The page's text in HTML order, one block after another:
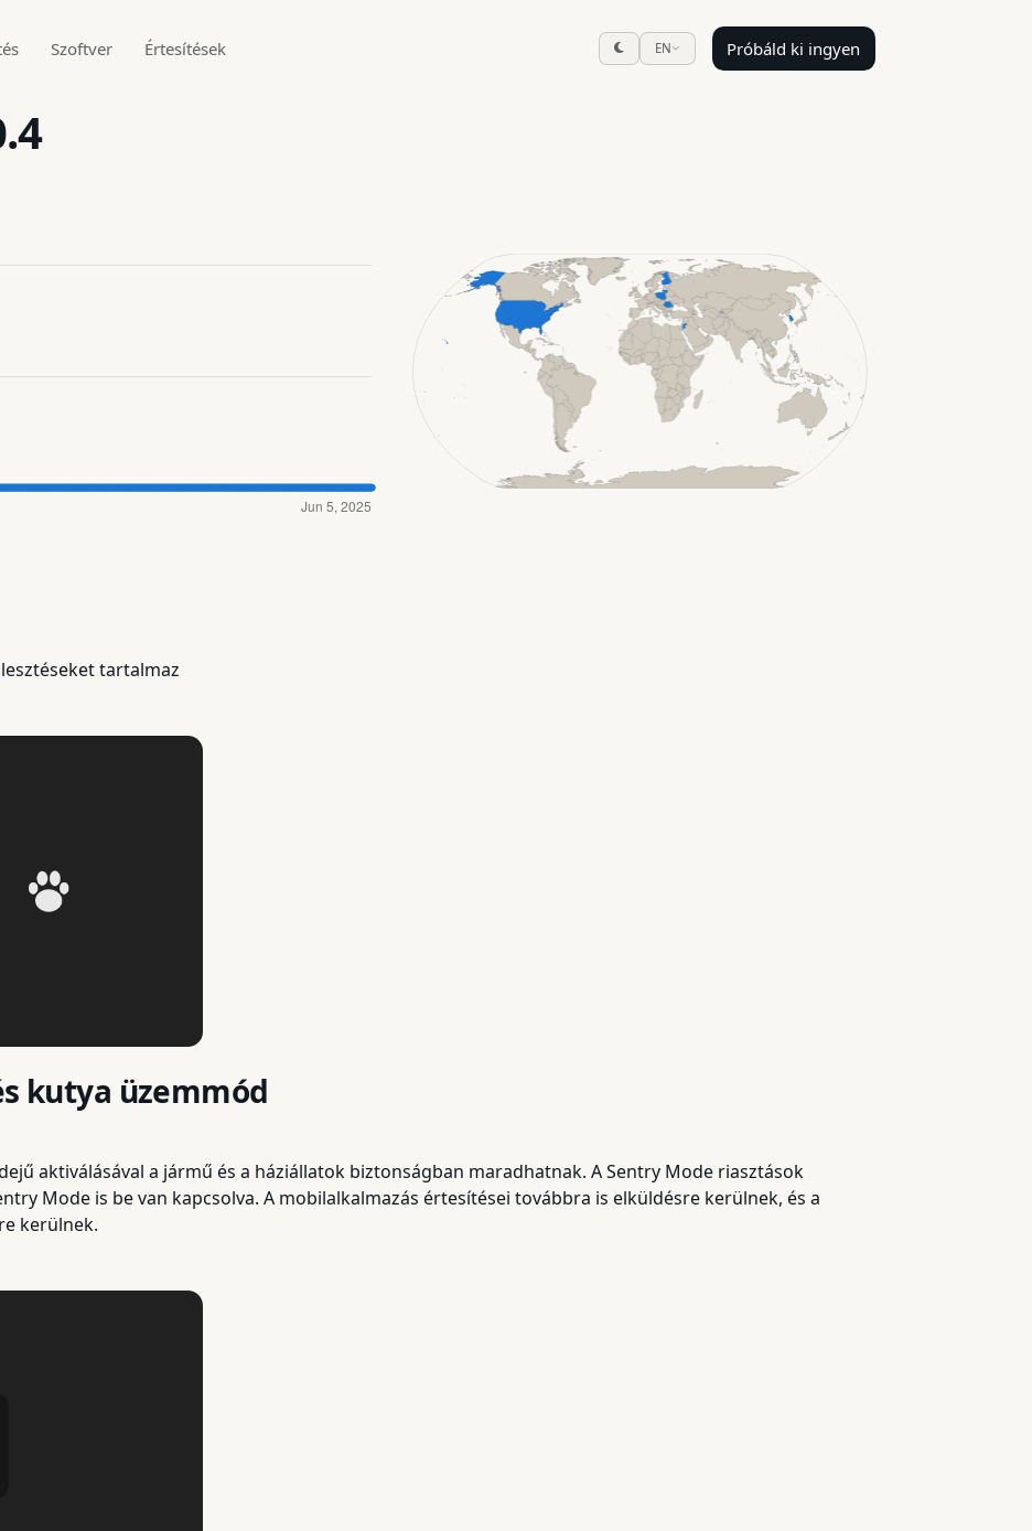
Szoftver Értesítések EN Próbáld ki ingyen
tartalmaz
kutya üzemmód
aktiválásával a jármű és a háziállatok biztonságban maradhatnak. A Sentry Mode riasztások
Mode is be van kapcsolva. A mobilalkalmazás értesítései továbbra is elküldésre kerülnek, és a
kerülnek.